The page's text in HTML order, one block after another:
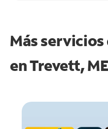
Más
enTrevett, ME